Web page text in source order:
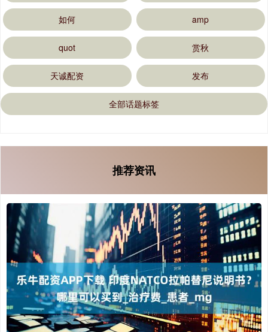
如何 amp
quot 赏秋
天诚配资 发布
全部话题标签
推荐资讯